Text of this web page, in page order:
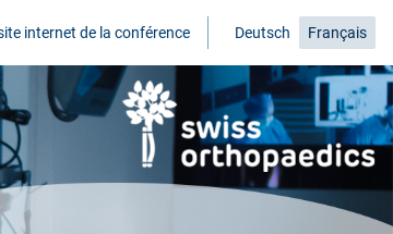
internet de la conférence Deutsch Français